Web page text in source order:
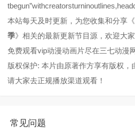
本站每天及时更新，为您收集和分享《
季》相关的最新更新节目源，欢迎大
免费观看vip动漫动画片尽在三七动漫
版权保护: 本片由原著作方享有版权，
请大家去正规播放渠道观看！
常见问题